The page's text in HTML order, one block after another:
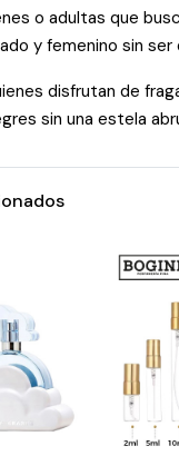
o adultas que
y femenino sin ser
disfrutan de
sin una estela